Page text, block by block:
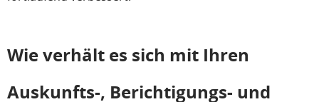
Wie verhält es sich mit Ihren
Auskunfts-, Berichtigungs- und